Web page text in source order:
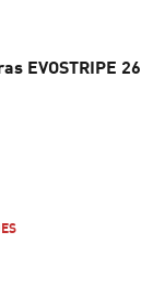
EVOSTRIPE 26